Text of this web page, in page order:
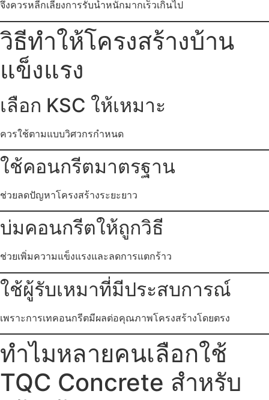
จึงควรหลีกเลี่ยงการรับน้ำหนักมากเร็วเกินไป
วิธีทำให้โครงสร้างบ้าน
แข็งแรง
เลือก KSC ให้เหมาะ
ควรใช้ตามแบบวิศวกรกำหนด
ใช้คอนกรีตมาตรฐาน
ช่วยลดปัญหาโครงสร้างระยะยาว
บ่มคอนกรีตให้ถูกวิธี
ช่วยเพิ่มความแข็งแรงและลดการแตกร้าว
ใช้ผู้รับเหมาที่มีประสบการณ์
เพราะการเทคอนกรีตมีผลต่อคุณภาพโครงสร้างโดยตรง
ทำไมหลายคนเลือกใช้
TQC Concrete สำหรับ